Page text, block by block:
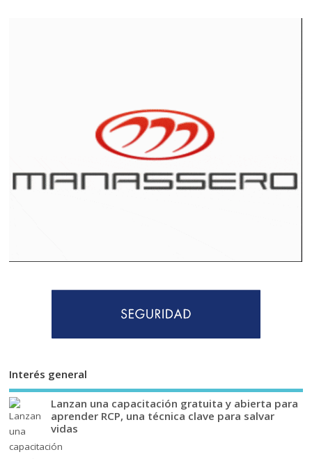
Interés general
Lanzan una capacitación gratuita y abierta para
aprender RCP, una técnica clave para salvar
vidas